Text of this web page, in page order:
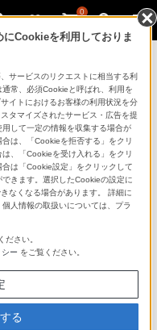
0
イド
のご利用方法・サービ
ます。
のご案内
サービスなど）
Cookieを利用しておりま
サービスのリクエストに相当する利
常、必須Cookieと呼ばれ、利用を
イトにおけるお客様の利用状況を分
タマイズされたサービス・広告を提
して一定の情報を収集する場合が
は、「Cookieを拒否する」をクリ
、「Cookieを受け入れる」をクリ
は「Cookie設定」をクリックして
きます。選択したCookieの設定に
なくなる場合があります。 詳細に
人情報の取扱いについては、プラ
ださい。
ー をご覧ください。
る